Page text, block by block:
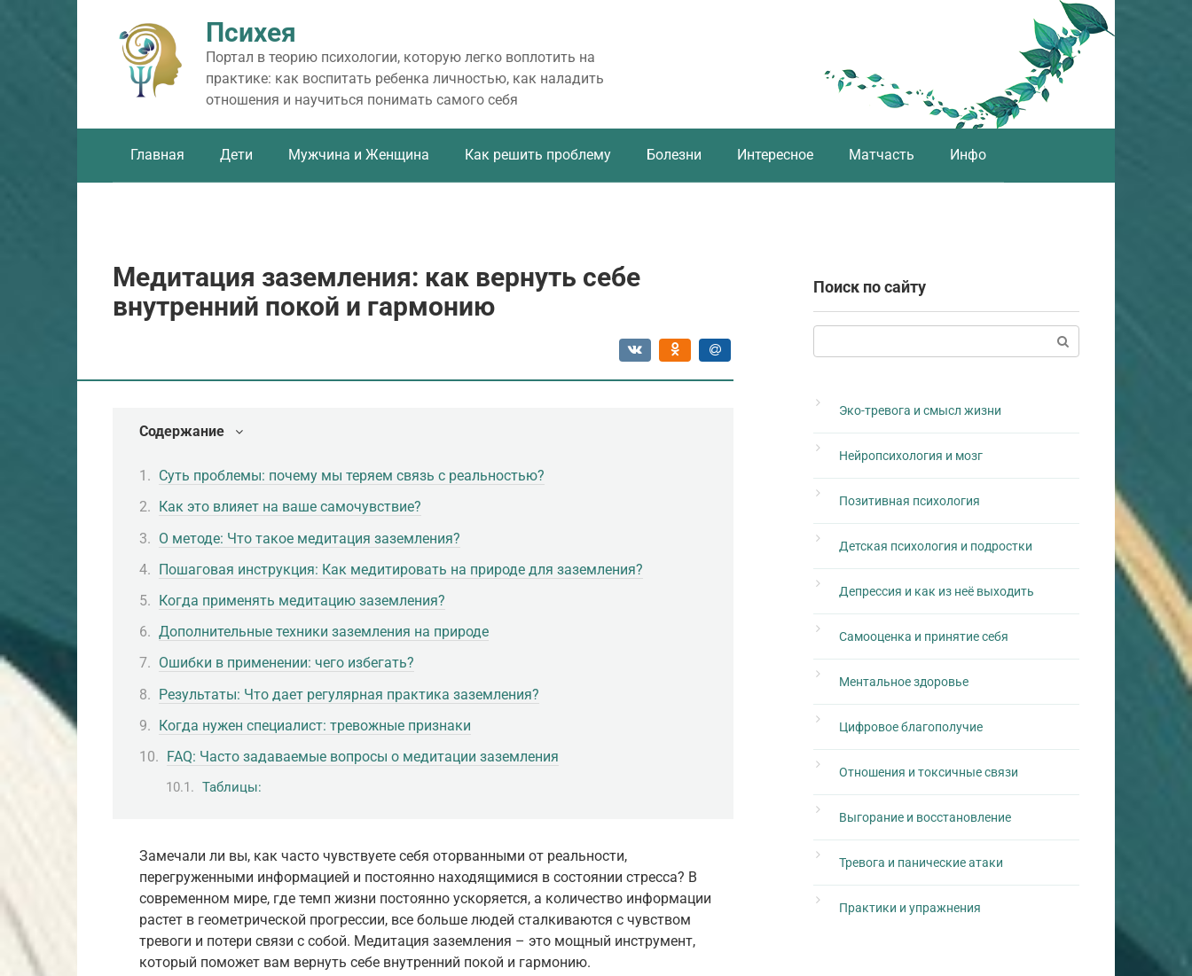
Психея
Портал в теорию психологии, которую легко воплотить на
практике: как воспитать ребенка личностью, как наладить
отношения и научиться понимать самого себя
Главная Дети Мужчина и Женщина Как решить проблему Болезни Интересное Матчасть Инфо
Медитация заземления: как вернуть себе
внутренний покой и гармонию
Содержание
Суть проблемы: почему мы теряем связь с реальностью?
Как это влияет на ваше самочувствие?
О методе: Что такое медитация заземления?
Пошаговая инструкция: Как медитировать на природе для заземления?
Когда применять медитацию заземления?
Дополнительные техники заземления на природе
Ошибки в применении: чего избегать?
Результаты: Что дает регулярная практика заземления?
Когда нужен специалист: тревожные признаки
FAQ: Часто задаваемые вопросы о медитации заземления
Таблицы:
Замечали ли вы, как часто чувствуете себя оторванными от реальности,
перегруженными информацией и постоянно находящимися в состоянии стресса? В
современном мире, где темп жизни постоянно ускоряется, а количество информации
растет в геометрической прогрессии, все больше людей сталкиваются с чувством
тревоги и потери связи с собой. Медитация заземления – это мощный инструмент,
который поможет вам вернуть себе внутренний покой и гармонию.
Поиск по сайту
Эко-тревога и смысл жизни
Нейропсихология и мозг
Позитивная психология
Детская психология и подростки
Депрессия и как из неё выходить
Самооценка и принятие себя
Ментальное здоровье
Цифровое благополучие
Отношения и токсичные связи
Выгорание и восстановление
Тревога и панические атаки
Практики и упражнения